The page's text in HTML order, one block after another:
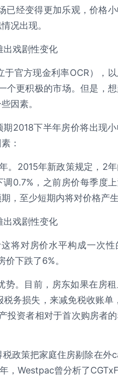
已经变得更加乐观，价格
况出现。
官方现金利率OCR），
个更积极的市场。但是，
因素。
2018下半年房价将出现
：
。2015年新政策规定，2
0.7%，之前房价每季度
，至少短期内将对价格产生
将对房价水平构成一次
下跌了6%。
。目前，房东如果在房
务损失，来减免税收账单
投资者相对于首次购房者
政策把家庭住房剔除在外
Westpac曾分析了